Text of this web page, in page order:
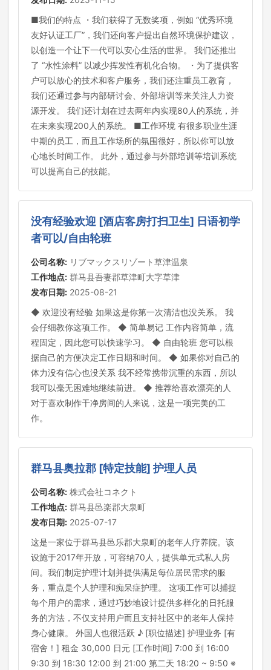
■我们的特点 ・我们获得了无数奖项，例如 “优秀环境
友好认证工厂”，我们还向客户提出自然环境保护建议，
以创造一个让下一代可以安心生活的世界。 我们还推出
了 “水性涂料” 以减少挥发性有机化合物。 ・为了提供客
户可以放心的技术和客户服务，我们还注重员工教育，
我们还通过参与内部研讨会、外部培训等来关注人力资
源开发。 我们还计划在过去两年内实现80人的系统，并
在未来实现200人的系统。 ■工作环境 有很多职业生涯
中期的员工，而且工作场所的氛围很好，所以你可以放
心地长时间工作。 此外，通过参与外部培训等培训系统
可以提高自己的技能。
没有经验欢迎 [酒店客房打扫卫生] 日语初学
者可以/自由轮班
公司名称: リブマックスリゾート草津温泉
工作地点: 群马县吾妻郡草津町大字草津
发布日期: 2025-08-21
◆ 欢迎没有经验 如果这是你第一次清洁也没关系。 我
会仔细教你这项工作。 ◆ 简单易记 工作内容简单，流
程固定，因此您可以快速学习。 ◆ 自由轮班 您可以根
据自己的方便决定工作日期和时间。 ◆ 如果你对自己的
体力没有信心也没关系 我不经常携带沉重的东西，所以
我可以毫无困难地继续前进。 ◆ 推荐给喜欢漂亮的人
对于喜欢制作干净房间的人来说，这是一项完美的工
作。
群马县奥拉郡 [特定技能] 护理人员
公司名称: 株式会社コネクト
工作地点: 群马县邑楽郡大泉町
发布日期: 2025-07-17
这是一家位于群马县邑乐郡大泉町的老年人疗养院。该
设施于2017年开放，可容纳70人，提供单元式私人房
间。我们制定护理计划并提供满足每位居民需求的服
务，重点是个人护理和痴呆症护理。 这项工作可以捕捉
每个用户的需求，通过巧妙地设计提供多样化的日托服
务的方法，不仅支持用户而且支持社区中的老年人保持
身心健康。 外国人也很活跃 ♪ [职位描述] 护理业务 [有
宿舍！] 租金 30,000 日元 [工作时间] 7:00 到 16:00
9:30 到 18:30 12:00 到 21:00 第二天 18:20 ~ 9:50 ※